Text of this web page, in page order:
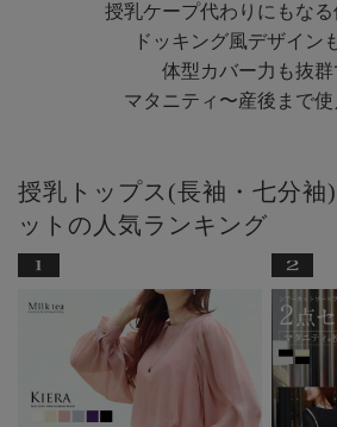
授乳ケープ代わりにもなる
ドッキング風デザイン
体型カバー力も抜群
マタニティ〜産後まで使
授乳トップス(長袖・七分袖
ットの人気ランキング